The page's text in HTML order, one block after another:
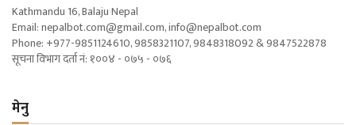
Kathmandu 16, Balaju Nepal
Email:nepalbot.com@gmail.com,info@nepalbot.com
Phone: +977-9851124610, 9858321107, 9848318092 & 9847522878
सूचना विभाग दर्ता नं: १००४ - ०७५ - ०७६
मेनु